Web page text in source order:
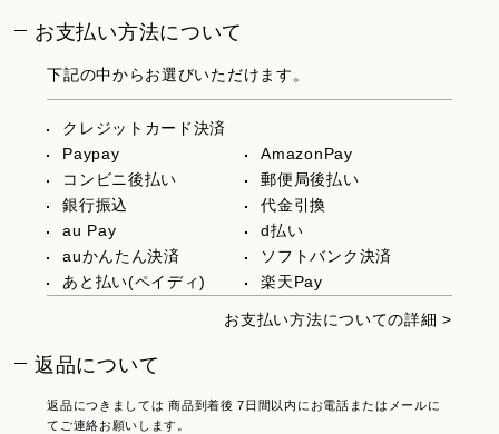
お支払い方法について
下記の中からお選びいただけます。
クレジットカード決済
Paypay
AmazonPay
コンビニ後払い
郵便局後払い
銀行振込
代金引換
au Pay
d払い
auかんたん決済
ソフトバンク決済
あと払い(ペイディ)
楽天Pay
お支払い方法についての詳細 >
返品について
返品につきましては 商品到着後 7日間以内にお電話またはメールに
てご連絡お願いします。